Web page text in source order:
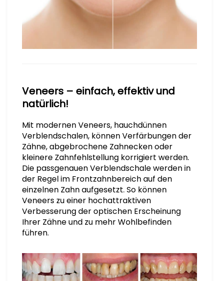
Veneers – einfach, effektiv und
natürlich!
Mit modernen Veneers, hauchdünnen
Verblendschalen, können Verfärbungen der
Zähne, abgebrochene Zahnecken oder
kleinere Zahnfehlstellung korrigiert werden.
Die passgenauen Verblendschale werden in
der Regel im Frontzahnbereich auf den
einzelnen Zahn aufgesetzt. So können
Veneers zu einer hochattraktiven
Verbesserung der optischen Erscheinung
Ihrer Zähne und zu mehr Wohlbefinden
führen.